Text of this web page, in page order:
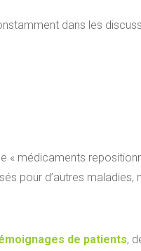
dans les
médicaments
pour d’autres
de patients,